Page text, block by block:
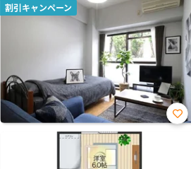
割引キャンペーン
お気